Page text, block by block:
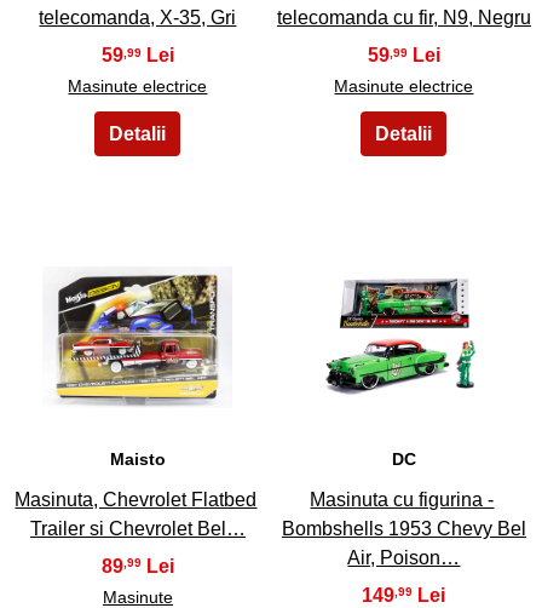
telecomanda, X-35, Gri
59,99
Masinute electrice
telecomanda cu fir, N9, Negru
59,99
Masinute electrice
23
Maisto
Masinuta, Chevrolet Flatbed
Trailer si Chevrolet Bel…
89,99
Masinute
24
DC
Masinuta cu figurina -
Bombshells 1953 Chevy Bel
Air, Poison…
149,99